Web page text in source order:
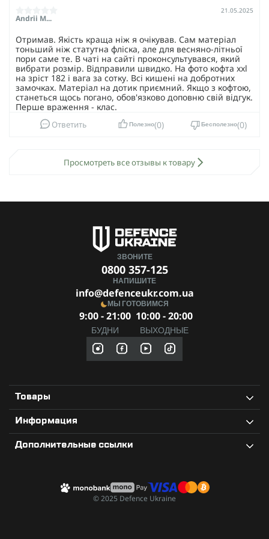
Andrii M...
21.05.2025
Отримав. Якість краща ніж я очікував. Сам матеріал
тоньший ніж статутна фліска, але для весняно-літньої
пори саме те. В чаті на сайті проконсультувався, який
вибрати розмір. Відправили швидко. На фото кофта xxl
на зріст 182 і вага за сотку. Всі кишені на добротних
замочках. Матеріал на дотик приємний. Якщо з кофтою,
станеться щось погано, обов'язково доповню свій відгук.
Перше враження - клас.
Ответить Полезно 0 Бесполезно 0
Просмотреть все отзывы к товару
ЗВОНИТЕ
0800 357-125
НАПИШИТЕ
info@defenceukr.com.ua
МЫ ГОТОВИМСЯ
9:00 - 21:00
БУДНИ
10:00 - 20:00
ВЫХОДНЫЕ
Товары
Информация
Дополнительные ссылки
© 2025 Defence Ukraine